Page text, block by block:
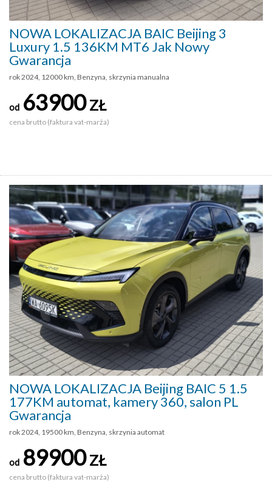
NOWA LOKALIZACJA BAIC Beijing 3
Luxury 1.5 136KM MT6 Jak Nowy
Gwarancja
rok 2024, 12000 km, Benzyna, skrzynia manualna
od 63900ZŁ
cena brutto (faktura vat-marża)
NOWA LOKALIZACJA Beijing BAIC 5 1.5
177KM automat, kamery 360, salon PL
Gwarancja
rok 2024, 19500 km, Benzyna, skrzynia automat
od 89900ZŁ
cena brutto (faktura vat-marża)